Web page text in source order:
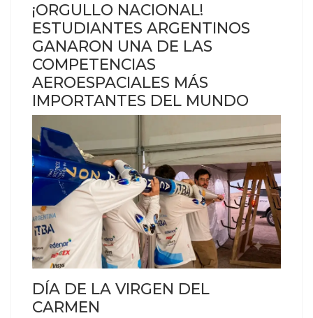
¡ORGULLO NACIONAL!
ESTUDIANTES ARGENTINOS
GANARON UNA DE LAS
COMPETENCIAS
AEROESPACIALES MÁS
IMPORTANTES DEL MUNDO
DÍA DE LA VIRGEN DEL
CARMEN